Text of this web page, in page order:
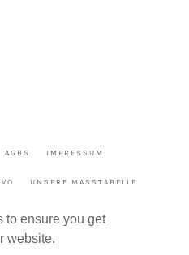
to ensure you get
website.
AGBS IMPRESSUM
UNSERE MASSTABELLE
ODER NACHRICHT